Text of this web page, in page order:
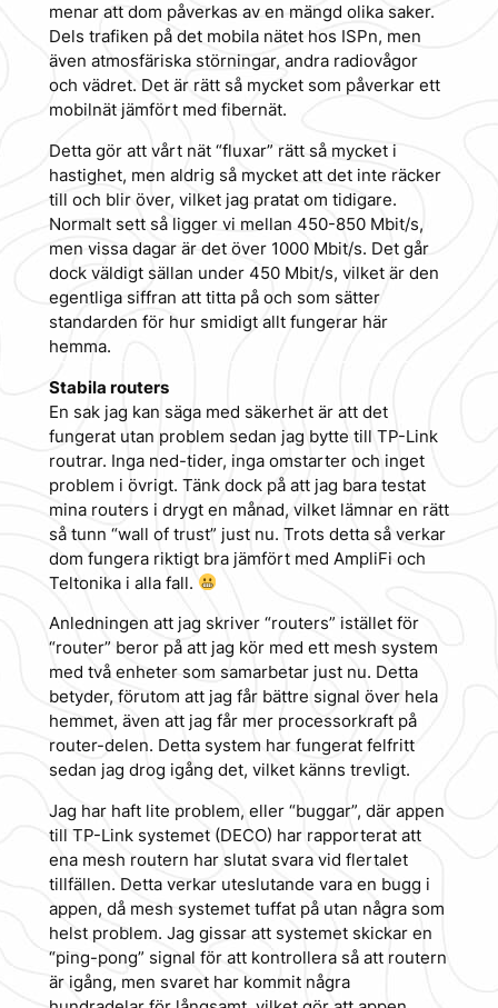
menar att dom påverkas av en mängd olika saker.
Dels trafiken på det mobila nätet hos ISPn, men
även atmosfäriska störningar, andra radiovågor
och vädret. Det är rätt så mycket som påverkar ett
mobilnät jämfört med fibernät.
Detta gör att vårt nät “fluxar” rätt så mycket i
hastighet, men aldrig så mycket att det inte räcker
till och blir över, vilket jag pratat om tidigare.
Normalt sett så ligger vi mellan 450-850 Mbit/s,
men vissa dagar är det över 1000 Mbit/s. Det går
dock väldigt sällan under 450 Mbit/s, vilket är den
egentliga siffran att titta på och som sätter
standarden för hur smidigt allt fungerar här
hemma.
Stabila routers
En sak jag kan säga med säkerhet är att det
fungerat utan problem sedan jag bytte till TP-Link
routrar. Inga ned-tider, inga omstarter och inget
problem i övrigt. Tänk dock på att jag bara testat
mina routers i drygt en månad, vilket lämnar en rätt
så tunn “wall of trust” just nu. Trots detta så verkar
dom fungera riktigt bra jämfört med AmpliFi och
Teltonika i alla fall.
Anledningen att jag skriver “routers” istället för
“router” beror på att jag kör med ett mesh system
med två enheter som samarbetar just nu. Detta
betyder, förutom att jag får bättre signal över hela
hemmet, även att jag får mer processorkraft på
router-delen. Detta system har fungerat felfritt
sedan jag drog igång det, vilket känns trevligt.
Jag har haft lite problem, eller “buggar”, där appen
till TP-Link systemet (DECO) har rapporterat att
ena mesh routern har slutat svara vid flertalet
tillfällen. Detta verkar uteslutande vara en bugg i
appen, då mesh systemet tuffat på utan några som
helst problem. Jag gissar att systemet skickar en
“ping-pong” signal för att kontrollera så att routern
är igång, men svaret har kommit några